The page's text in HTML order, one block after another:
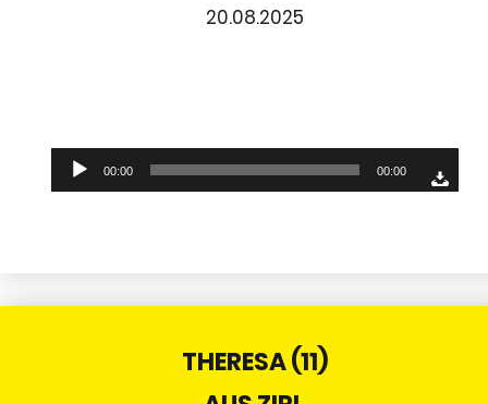
20.08.2025
Audio-
Player
00:00 00:00
THERESA (11)